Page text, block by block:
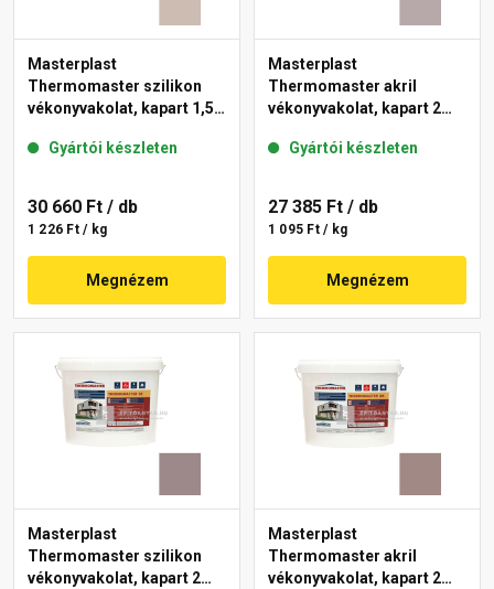
Masterplast
Thermomaster szilikon
vékonyvakolat, kapart 1,5
Gyártói készleten
30 660 Ft / db
1 226 Ft / kg
Megnézem
Masterplast
Thermomaster akril
vékonyvakolat, kapart 2
Gyártói készleten
27 385 Ft / db
1 095 Ft / kg
Megnézem
Masterplast
Thermomaster szilikon
vékonyvakolat, kapart 2
Masterplast
Thermomaster akril
vékonyvakolat, kapart 2